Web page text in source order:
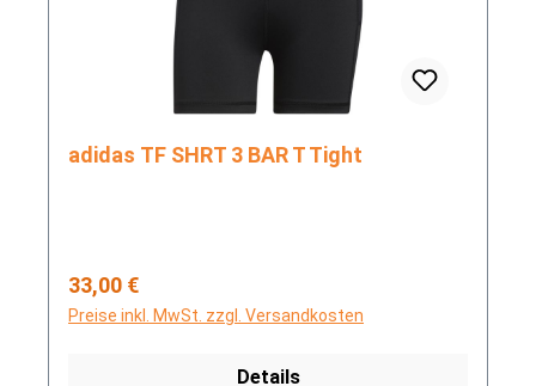
adidas TF SHRT 3 BAR T Tight
Regulärer Preis:
33,00 €
Preise inkl. MwSt. zzgl. Versandkosten
Details